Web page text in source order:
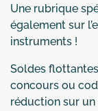
Une rubrique
également sur
instruments !
Soldes
concours ou
réduction sur